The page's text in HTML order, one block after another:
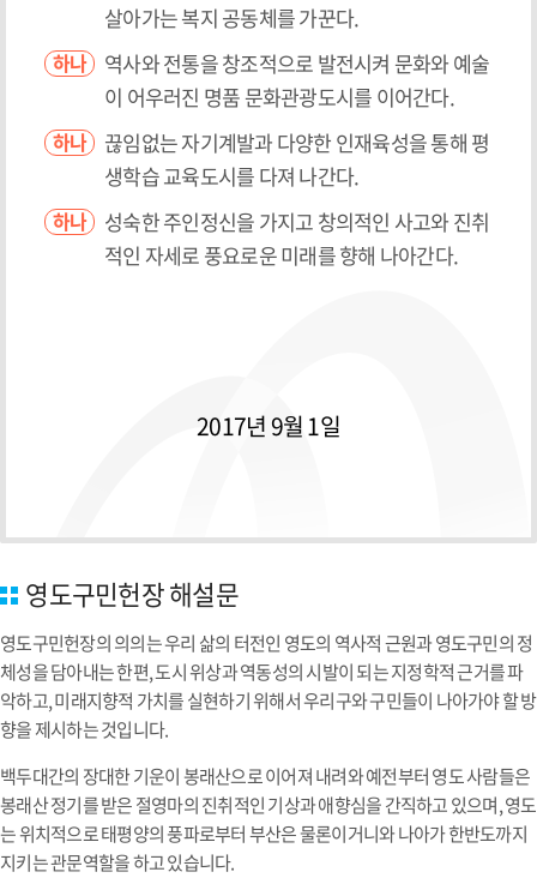
살아가는 복지 공동체를 가꾼다.
하나
역사와 전통을 창조적으로 발전시켜 문화와 예술
이 어우러진 명품 문화관광도시를 이어간다.
하나
끊임없는 자기계발과 다양한 인재육성을 통해 평
생학습 교육도시를 다져 나간다.
하나
성숙한 주인정신을 가지고 창의적인 사고와 진취
적인 자세로 풍요로운 미래를 향해 나아간다.
2017년 9월 1일
영도구민헌장 해설문
영도구민헌장의 의의는 우리 삶의 터전인 영도의 역사적 근원과 영도구민의 정
체성을 담아내는 한편, 도시 위상과 역동성의 시발이 되는 지정학적 근거를 파
악하고, 미래지향적 가치를 실현하기 위해서 우리구와 구민들이 나아가야 할 방
향을 제시하는 것입니다.
백두대간의 장대한 기운이 봉래산으로 이어져 내려와 예전부터 영도 사람들은
봉래산 정기를 받은 절영마의 진취적인 기상과 애향심을 간직하고 있으며, 영도
는 위치적으로 태평양의 풍파로부터 부산은 물론이거니와 나아가 한반도까지
지키는 관문역할을 하고 있습니다.